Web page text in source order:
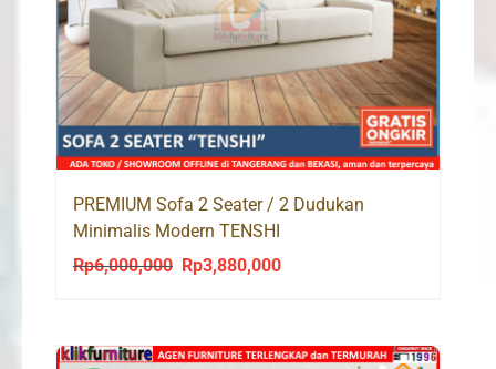
PREMIUM Sofa 2 Seater / 2 Dudukan
Minimalis Modern TENSHI
Rp6,000,000
Original
Rp6,000,000.
Rp3,880,000Current
Rp3,880,000.